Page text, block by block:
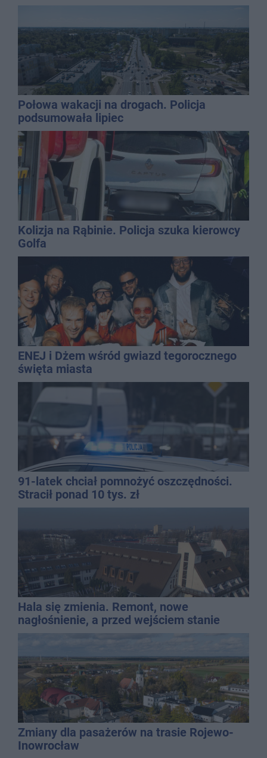
Połowa wakacji na drogach. Policja
podsumowała lipiec
Kolizja na Rąbinie. Policja szuka kierowcy
Golfa
ENEJ i Dżem wśród gwiazd tegorocznego
święta miasta
91-latek chciał pomnożyć oszczędności.
Stracił ponad 10 tys. zł
Hala się zmienia. Remont, nowe
nagłośnienie, a przed wejściem stanie
QEMETICA ARENA
Zmiany dla pasażerów na trasie Rojewo-
Inowrocław